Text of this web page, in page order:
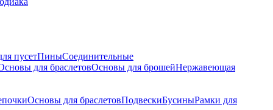
пусетПиныСоединительные
для браслетовОсновы для брошейНержавеющая
Основы для браслетовПодвескиБусиныРамки для